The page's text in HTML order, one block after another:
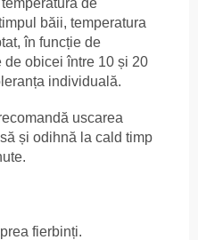
băii, temperatura
în funcție de
de obicei între 10 și 20
individuală.
uscarea
și odihnă la cald timp
fierbinți.